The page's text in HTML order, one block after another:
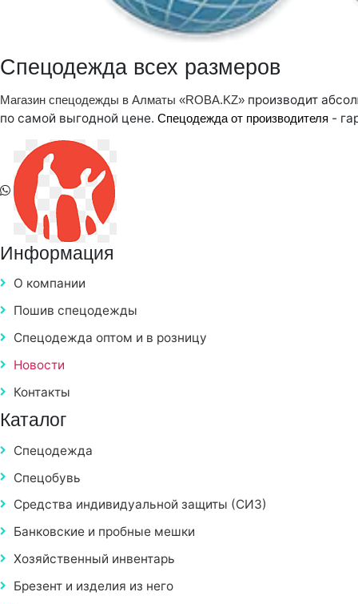
Спецодежда всех размеров
Магазин спецодежды в Алматы «ROBA.KZ» производит
по самой выгодной цене. Спецодежда от производителя -
Информация
О компании
Пошив спецодежды
Спецодежда оптом и в розницу
Новости
Контакты
Каталог
Спецодежда
Спецобувь
Средства индивидуальной защиты (СИЗ)
Банковские и пробные мешки
Хозяйственный инвентарь
Брезент и изделия из него